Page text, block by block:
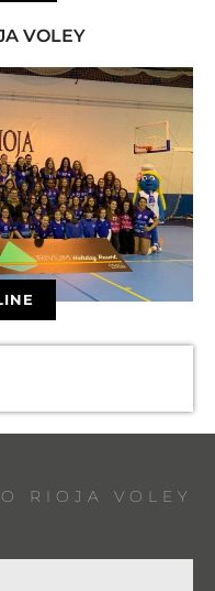
VOLEY
RIOJA VOLEY